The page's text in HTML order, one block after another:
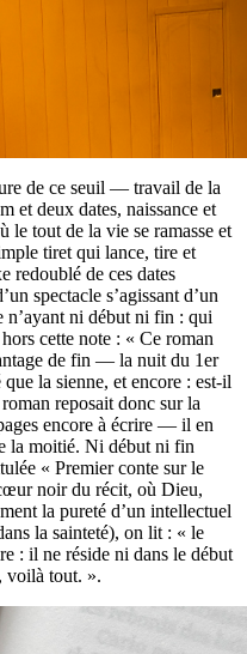
de ce seuil — travail de la
et deux dates, naissance et
le tout de la vie se ramasse et
tiret qui lance, tire et
redoublé de ces dates
spectacle s’agissant d’un
n’ayant ni début ni fin : qui
cette note : « Ce roman
de fin — la nuit du 1er
la sienne, et encore : est-il
reposait donc sur la
encore à écrire — il en
la moitié. Ni début ni fin
« Premier conte sur le
noir du récit, où Dieu,
la pureté d’un intellectuel
la sainteté), on lit : « le
: il ne réside ni dans le début
voilà tout. ».